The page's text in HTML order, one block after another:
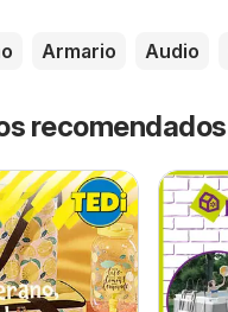
Armario Audio
recomendados